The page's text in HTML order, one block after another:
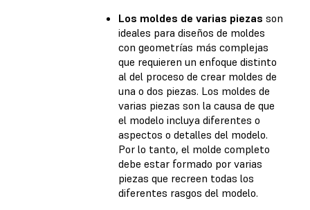
Los moldes de varias piezas son
ideales para diseños de moldes
con geometrías más complejas
que requieren un enfoque distinto
al del proceso de crear moldes de
una o dos piezas. Los moldes de
varias piezas son la causa de que
el modelo incluya diferentes o
aspectos o detalles del modelo.
Por lo tanto, el molde completo
debe estar formado por varias
piezas que recreen todas los
diferentes rasgos del modelo.